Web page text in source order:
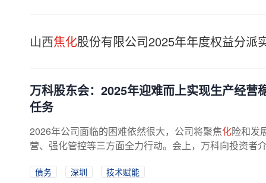
山西焦化股份有限公司2025年年度权益分派
万科股东会：2025年迎难而上实现生产经营
任务
2026年公司面临的困难依然很大，公司将聚焦化险和发
营、强化管控等三方面全力行动。会上，万科向投资者
债务 深圳
技术赋能